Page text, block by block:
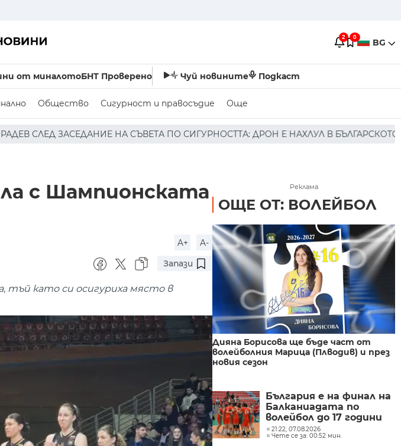
2 0 BG
от миналотоБНТ Проверено Чуй новините Подкаст
Общество Сигурност и правосъдие Още
СЪВЕТА ПО СИГУРНОСТТА: ДРОН Е НАХЛУЛ В БЪЛГАРСКОТО ВЪЗДУШНО
с Шампионската
A+
A-
Запази
тъй като си осигуриха място в
Реклама
ОЩЕ ОТ: ВОЛЕЙБОЛ
Дияна Борисова ще бъде част от
волейболния Марица (Плводив) и през
новия сезон
България е на финал на
Балканиадата по
волейбол до 17 години
21:22, 07.08.2026
Чете се за: 00:52 мин.